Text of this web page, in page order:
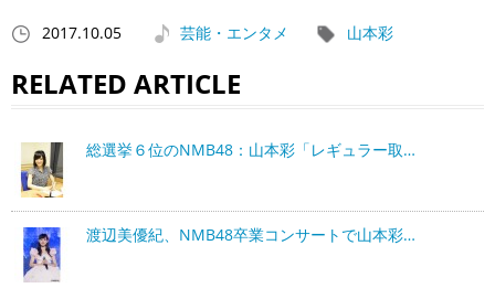
2017.10.05 芸能・エンタメ 山本彩
RELATED ARTICLE
総選挙６位のNMB48：山本彩「レギュラー取…
渡辺美優紀、NMB48卒業コンサートで山本彩…